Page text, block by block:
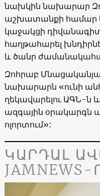
նախկին նախարար
աշխատանքի համար և
կաջակցի
հաղթահարել
և ծանր
Զոհրաբ
նախարարն «ունի
ղեկավարելու ԱԳՆ-ն
ազգային
ոլորտում»:
ԿԱՐԴԱԼ
JAMNEWS-